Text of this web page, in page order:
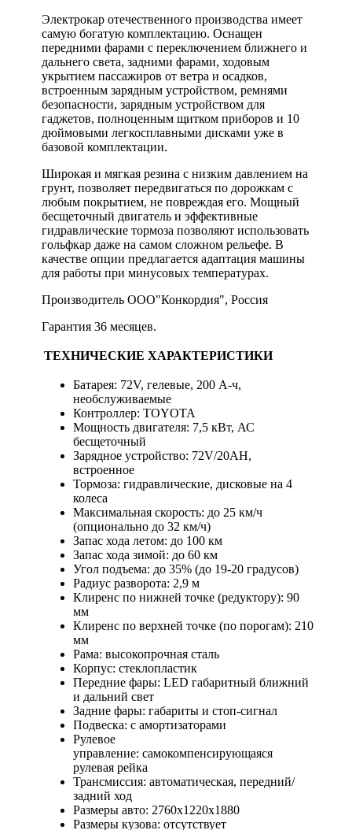
Электрокар отечественного производства имеет
самую богатую комплектацию. Оснащен
передними фарами с переключением ближнего и
дальнего света, задними фарами, ходовым
укрытием пассажиров от ветра и осадков,
встроенным зарядным устройством, ремнями
безопасности, зарядным устройством для
гаджетов, полноценным щитком приборов и 10
дюймовыми легкосплавными дисками уже в
базовой комплектации.
Широкая и мягкая резина с низким давлением на
грунт, позволяет передвигаться по дорожкам с
любым покрытием, не повреждая его. Мощный
бесщеточный двигатель и эффективные
гидравлические тормоза позволяют использовать
гольфкар даже на самом сложном рельефе. В
качестве опции предлагается адаптация машины
для работы при минусовых температурах.
Производитель ООО"Конкордия", Россия
Гарантия 36 месяцев.
ТЕХНИЧЕСКИЕ ХАРАКТЕРИСТИКИ
Батарея: 72V, гелевые, 200 А-ч,
необслуживаемые
Контроллер: TOYOTA
Мощность двигателя: 7,5 кВт, АС
бесщеточный
Зарядное устройство: 72V/20AH,
встроенное
Тормоза: гидравлические, дисковые на 4
колеса
Максимальная скорость: до 25 км/ч
(опционально до 32 км/ч)
Запас хода летом: до 100 км
Запас хода зимой: до 60 км
Угол подъема: до 35% (до 19-20 градусов)
Радиус разворота: 2,9 м
Клиренс по нижней точке (редуктору): 90
мм
Клиренс по верхней точке (по порогам): 210
мм
Рама: высокопрочная сталь
Корпус: стеклопластик
Передние фары: LED габаритный ближний
и дальний свет
Задние фары: габариты и стоп-сигнал
Подвеска: с амортизаторами
Рулевое
управление: самокомпенсирующаяся
рулевая рейка
Трансмиссия: автоматическая, передний/
задний ход
Размеры авто: 2760х1220х1880
Размеры кузова: отсутствует